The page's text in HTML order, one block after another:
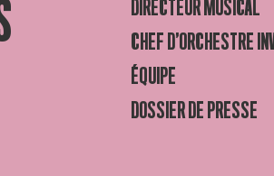
DIRECTEUR MUSICAL
CHEF D’ORCHESTRE
ÉQUIPE
DOSSIER DE PRESSE